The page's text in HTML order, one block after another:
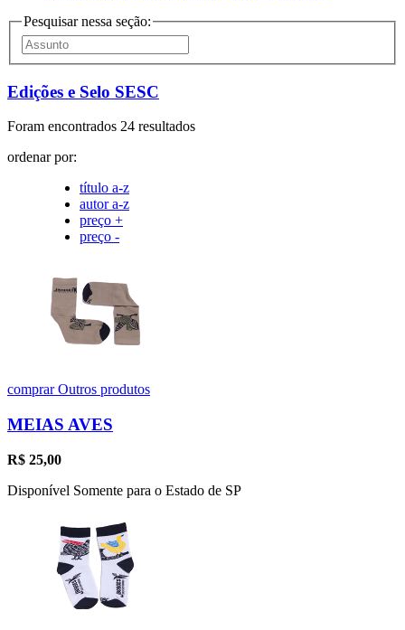
Pesquisar nessa seção:
Edições e Selo SESC
Foram encontrados 24 resultados
ordenar por:
título a-z
autor a-z
preço +
preço -
comprarOutros produtos
MEIAS AVES
R$ 25,00
Disponível Somente para o Estado de SP